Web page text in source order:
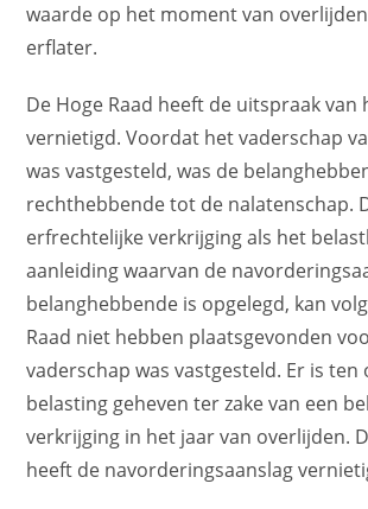
waarde op het moment van
erflater.
De Hoge Raad heeft de uitspraak van
vernietigd. Voordat het vaderschap
was vastgesteld, was de
rechthebbende tot de nalatenschap.
erfrechtelijke verkrijging als het
aanleiding waarvan de
belanghebbende is opgelegd, kan
Raad niet hebben plaatsgevonden
vaderschap was vastgesteld. Er is
belasting geheven ter zake van een
verkrijging in het jaar van overlijden.
heeft de navorderingsaanslag